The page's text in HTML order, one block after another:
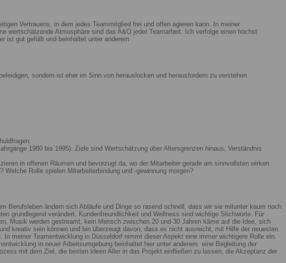
Vertrauens, in dem jedes Teammitglied frei und offen agieren kann. In meiner
wertschätzende Atmosphäre sind das A&O jeder Teamarbeit. Ich verfolge einen höchst
ist gut gefüllt und beinhaltet unter anderem
sondern ist eher im Sinn von herauslocken und herausfordern zu verstehen
1980 bis 1995). Ziele sind Wertschätzung über Altersgrenzen hinaus, Verständnis
in offenen Räumen und bevorzugt da, wo der Mitarbeiter gerade am sinnvollsten wirken
Rolle spielen Mitarbeiterbindung und -gewinnung morgen?
Berufsleben ändern sich Abläufe und Dinge so rasend schnell, dass wir sie mitunter kaum noch
grundlegend verändert. Kundenfreundlichkeit und Wellness sind wichtige Stichworte. Für
Musik werden gestreamt, kein Mensch zwischen 20 und 30 Jahren käme auf die Idee, sich
kreativ sein können und bin überzeugt davon, dass es nicht ausreicht, mit Hilfe der neuesten
meiner Teamentwicklung in Düsseldorf nimmt dieser Aspekt eine immer wichtigere Rolle ein.
in neuer Arbeitsumgebung beinhaltet hier unter anderem eine Begleitung der
mit dem Ziel, die besten Ideen Aller in das Projekt einfließen zu lassen, die Akzeptanz der